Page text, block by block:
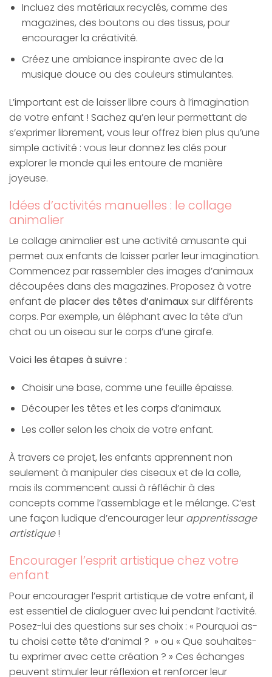
Incluez des matériaux recyclés, comme des
magazines, des boutons ou des tissus, pour
encourager la créativité.
Créez une ambiance inspirante avec de la
musique douce ou des couleurs stimulantes.
L’important est de laisser libre cours à l’imagination
de votre enfant ! Sachez qu’en leur permettant de
s’exprimer librement, vous leur offrez bien plus qu’une
simple activité : vous leur donnez les clés pour
explorer le monde qui les entoure de manière
joyeuse.
Idées d’activités manuelles : le collage
animalier
Le collage animalier est une activité amusante qui
permet aux enfants de laisser parler leur imagination.
Commencez par rassembler des images d’animaux
découpées dans des magazines. Proposez à votre
enfant de placer des têtes d’animauxsur différents
corps. Par exemple, un éléphant avec la tête d’un
chat ou un oiseau sur le corps d’une girafe.
Voici les étapes à suivre :
Choisir une base, comme une feuille épaisse.
Découper les têtes et les corps d’animaux.
Les coller selon les choix de votre enfant.
À travers ce projet, les enfants apprennent non
seulement à manipuler des ciseaux et de la colle,
mais ils commencent aussi à réfléchir à des
concepts comme l’assemblage et le mélange. C’est
une façon ludique d’encourager leur apprentissage
artistique!
Encourager l’esprit artistique chez votre
enfant
Pour encourager l’esprit artistique de votre enfant, il
est essentiel de dialoguer avec lui pendant l’activité.
Posez-lui des questions sur ses choix : « Pourquoi as-
tu choisi cette tête d’animal ? » ou « Que souhaites-
tu exprimer avec cette création ? » Ces échanges
peuvent stimuler leur réflexion et renforcer leur